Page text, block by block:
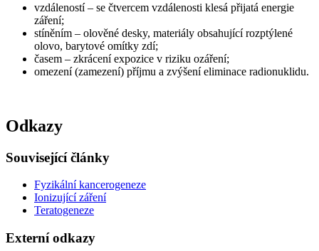
vzdáleností – se čtvercem vzdálenosti klesá přijatá energie
záření;
stíněním – olověné desky, materiály obsahující rozptýlené
olovo, barytové omítky zdí;
časem – zkrácení expozice v riziku ozáření;
omezení (zamezení) příjmu a zvýšení eliminace radionuklidu.
Odkazy
Související články
Fyzikální kancerogeneze
Ionizující záření
Teratogeneze
Externí odkazy